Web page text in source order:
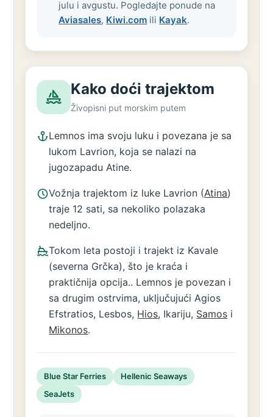
julu i avgustu. Pogledajte ponude na
Aviasales, Kiwi.com ili Kayak.
Kako doći trajektom
Živopisni put morskim putem
Lemnos ima svoju luku i povezana je sa
lukom Lavrion, koja se nalazi na
jugozapadu Atine.
Vožnja trajektom iz luke Lavrion (Atina)
traje 12 sati, sa nekoliko polazaka
nedeljno.
Tokom leta postoji i trajekt iz Kavale
(severna Grčka), što je kraća i
praktičnija opcija.. Lemnos je povezan i
sa drugim ostrvima, uključujući Agios
Efstratios, Lesbos, Hios, Ikariju, Samos i
Mikonos.
Blue Star Ferries
Hellenic Seaways
SeaJets